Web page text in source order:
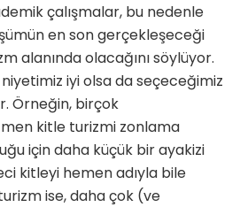
çalışmalar, bu nedenle
en son gerçekleşeceği
alanında olacağını söylüyor.
iyi olsa da seçeceğimiz
Örneğin, birçok
kitle turizmi zonlama
için daha küçük bir ayakizi
kitleyi hemen adıyla bile
ise, daha çok (ve